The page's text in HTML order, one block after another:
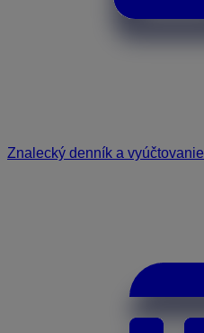
Znalecký denník a vyúčtovanie